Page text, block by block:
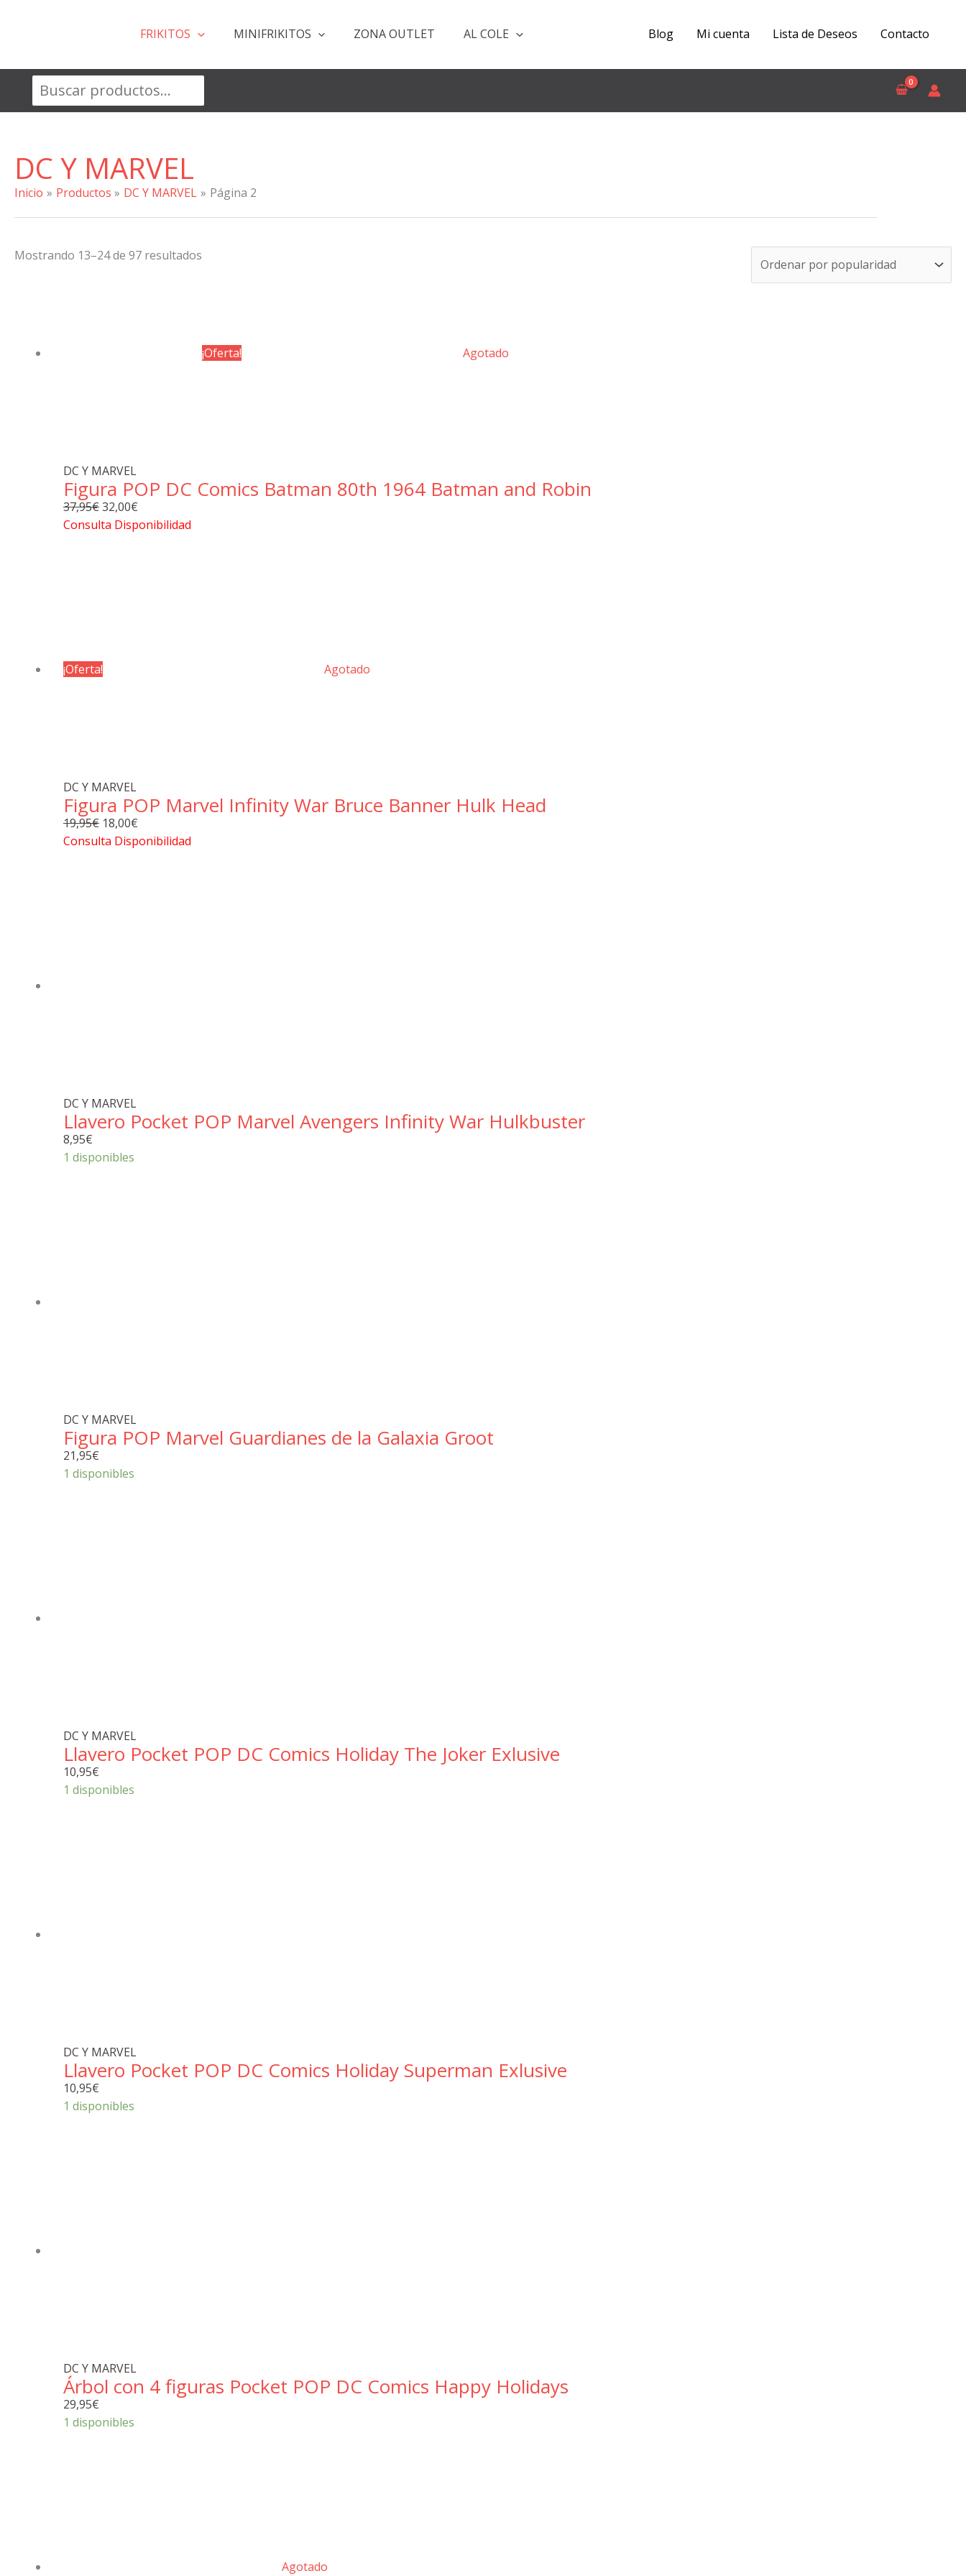
FRIKITOS MINIFRIKITOS ZONA OUTLET AL COLE Blog Mi cuenta Lista de Deseos Contacto
Buscar
DC Y MARVEL
Inicio Productos DC Y MARVEL Página 2
Mostrando 13–24 de 97 resultados
¡Oferta! Agotado
DC Y MARVEL
Figura POP DC Comics Batman 80th 1964 Batman and Robin
37,95€El
precio
32,00€
precio
Consulta Disponibilidad
¡Oferta! Agotado
DC Y MARVEL
Figura POP Marvel Infinity War Bruce Banner Hulk Head
19,95€ El
precio
18,00€
precio
Consulta Disponibilidad
DC Y MARVEL
Llavero Pocket POP Marvel Avengers Infinity War Hulkbuster
8,95€
1 disponibles
DC Y MARVEL
Figura POP Marvel Guardianes de la Galaxia Groot
21,95€
1 disponibles
DC Y MARVEL
Llavero Pocket POP DC Comics Holiday The Joker Exlusive
10,95€
1 disponibles
DC Y MARVEL
Llavero Pocket POP DC Comics Holiday Superman Exlusive
10,95€
1 disponibles
DC Y MARVEL
Árbol con 4 figuras Pocket POP DC Comics Happy Holidays
29,95€
1 disponibles
Agotado